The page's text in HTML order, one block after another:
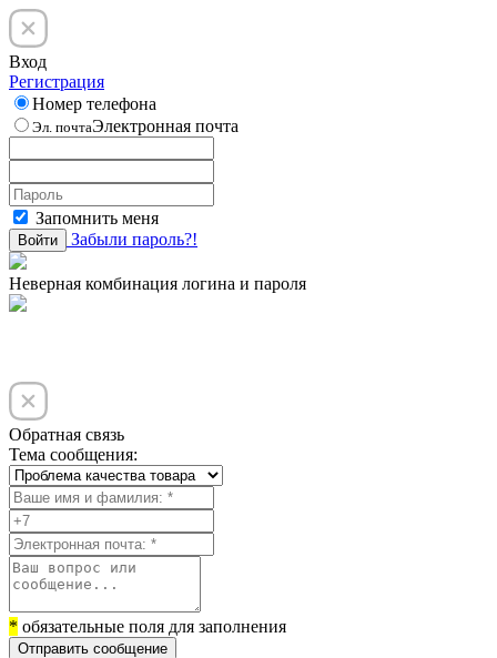
Вход
Регистрация
Номер телефона
Эл. почтаЭлектронная почта
Запомнить меня
Войти Забыли пароль?!
Неверная комбинация логина и пароля
Обратная связь
Тема сообщения:
* обязательные поля для заполнения
Отправить сообщение